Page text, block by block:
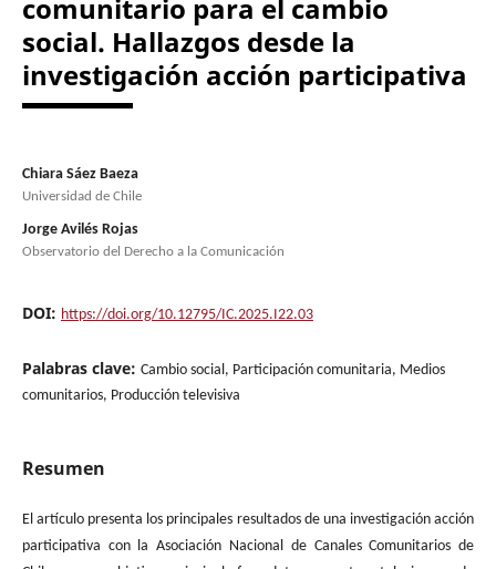
comunitario para el cambio
social. Hallazgos desde la
investigación acción participativa
Chiara Sáez Baeza
Universidad de Chile
Jorge Avilés Rojas
Observatorio del Derecho a la Comunicación
DOI: https://doi.org/10.12795/IC.2025.I22.03
Palabras clave: Cambio social, Participación comunitaria, Medios
comunitarios, Producción televisiva
Resumen
El artículo presenta los principales resultados de una investigación acción
participativa con la Asociación Nacional de Canales Comunitarios de